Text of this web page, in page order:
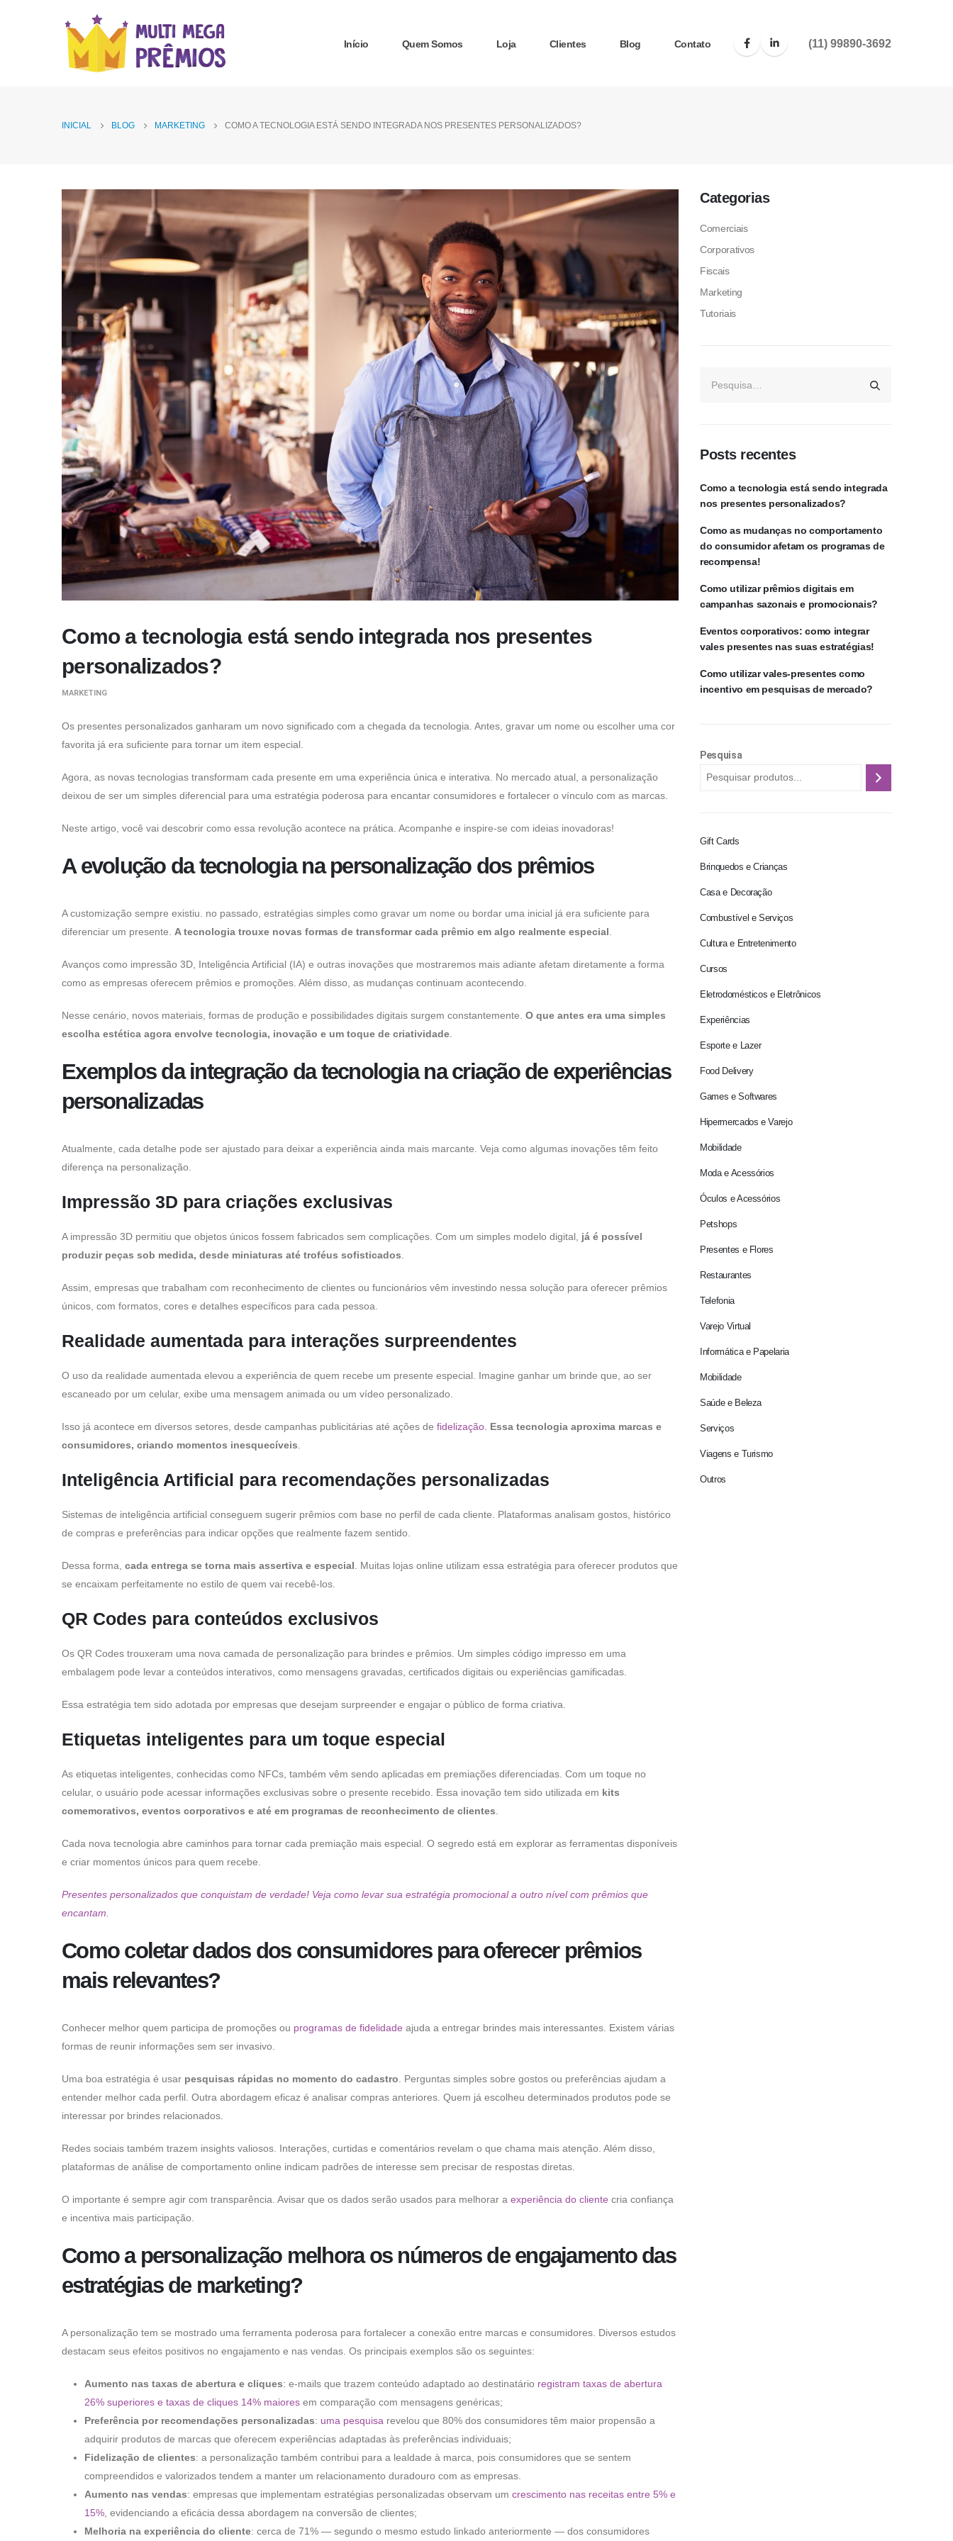
Início Quem Somos Loja Clientes Blog Contato (11) 99890-3692
INICIAL BLOG MARKETING COMO A TECNOLOGIA ESTÁ SENDO INTEGRADA NOS PRESENTES PERSONALIZADOS?
Como a tecnologia está sendo integrada nos presentes
personalizados?
MARKETING
Os presentes personalizados ganharam um novo significado com a chegada da tecnologia. Antes, gravar um nome ou escolher uma cor
favorita já era suficiente para tornar um item especial.
Agora, as novas tecnologias transformam cada presente em uma experiência única e interativa. No mercado atual, a personalização
deixou de ser um simples diferencial para uma estratégia poderosa para encantar consumidores e fortalecer o vínculo com as marcas.
Neste artigo, você vai descobrir como essa revolução acontece na prática. Acompanhe e inspire-se com ideias inovadoras!
A evolução da tecnologia na personalização dos prêmios
A customização sempre existiu. no passado, estratégias simples como gravar um nome ou bordar uma inicial já era suficiente para
diferenciar um presente. A tecnologia trouxe novas formas de transformar cada prêmio em algo realmente especial
Avanços como impressão 3D, Inteligência Artificial (IA) e outras inovações que mostraremos mais adiante afetam diretamente a forma
como as empresas oferecem prêmios e promoções. Além disso, as mudanças continuam acontecendo.
Nesse cenário, novos materiais, formas de produção e possibilidades digitais surgem constantemente. O que antes era uma simples
escolha estética agora envolve tecnologia, inovação e um toque de criatividade
Exemplos da integração da tecnologia na criação de experiências
personalizadas
Atualmente, cada detalhe pode ser ajustado para deixar a experiência ainda mais marcante. Veja como algumas inovações têm feito
diferença na personalização.
Impressão 3D para criações exclusivas
A impressão 3D permitiu que objetos únicos fossem fabricados sem complicações. Com um simples modelo digital, já é possível
produzir peças sob medida, desde miniaturas até troféus sofisticados
Assim, empresas que trabalham com reconhecimento de clientes ou funcionários vêm investindo nessa solução para oferecer prêmios
únicos, com formatos, cores e detalhes específicos para cada pessoa.
Realidade aumentada para interações surpreendentes
O uso da realidade aumentada elevou a experiência de quem recebe um presente especial. Imagine ganhar um brinde que, ao ser
escaneado por um celular, exibe uma mensagem animada ou um vídeo personalizado.
Isso já acontece em diversos setores, desde campanhas publicitárias até ações de fidelização Essa tecnologia aproxima marcas e
consumidores, criando momentos inesquecíveis
Inteligência Artificial para recomendações personalizadas
Sistemas de inteligência artificial conseguem sugerir prêmios com base no perfil de cada cliente. Plataformas analisam gostos, histórico
de compras e preferências para indicar opções que realmente fazem sentido.
Dessa forma, cada entrega se torna mais assertiva e especial . Muitas lojas online utilizam essa estratégia para oferecer produtos que
se encaixam perfeitamente no estilo de quem vai recebê-los.
QR Codes para conteúdos exclusivos
Os QR Codes trouxeram uma nova camada de personalização para brindes e prêmios. Um simples código impresso em uma
embalagem pode levar a conteúdos interativos, como mensagens gravadas, certificados digitais ou experiências gamificadas.
Essa estratégia tem sido adotada por empresas que desejam surpreender e engajar o público de forma criativa.
Etiquetas inteligentes para um toque especial
As etiquetas inteligentes, conhecidas como NFCs, também vêm sendo aplicadas em premiações diferenciadas. Com um toque no
celular, o usuário pode acessar informações exclusivas sobre o presente recebido. Essa inovação tem sido utilizada em kits
comemorativos, eventos corporativos e até em programas de reconhecimento de clientes
Cada nova tecnologia abre caminhos para tornar cada premiação mais especial. O segredo está em explorar as ferramentas disponíveis
e criar momentos únicos para quem recebe.
Presentes personalizados que conquistam de verdade! Veja como levar sua estratégia promocional a outro nível com prêmios que
encantam.
Como coletar dados dos consumidores para oferecer prêmios
mais relevantes?
Conhecer melhor quem participa de promoções ou programas de fidelidade ajuda a entregar brindes mais interessantes. Existem várias
formas de reunir informações sem ser invasivo.
Uma boa estratégia é usar pesquisas rápidas no momento do cadastro . Perguntas simples sobre gostos ou preferências ajudam a
entender melhor cada perfil. Outra abordagem eficaz é analisar compras anteriores. Quem já escolheu determinados produtos pode se
interessar por brindes relacionados.
Redes sociais também trazem insights valiosos. Interações, curtidas e comentários revelam o que chama mais atenção. Além disso,
plataformas de análise de comportamento online indicam padrões de interesse sem precisar de respostas diretas.
O importante é sempre agir com transparência. Avisar que os dados serão usados para melhorar a experiência do cliente cria confiança
e incentiva mais participação.
Como a personalização melhora os números de engajamento das
estratégias de marketing?
A personalização tem se mostrado uma ferramenta poderosa para fortalecer a conexão entre marcas e consumidores. Diversos estudos
destacam seus efeitos positivos no engajamento e nas vendas.​ Os principais exemplos são os seguintes:
Aumento nas taxas de abertura e cliques: e-mails que trazem conteúdo adaptado ao destinatário registram taxas de abertura
26% superiores e taxas de cliques 14% maiores em comparação com mensagens genéricas;
Preferência por recomendações personalizadas: uma pesquisa revelou que 80% dos consumidores têm maior propensão a
adquirir produtos de marcas que oferecem experiências adaptadas às preferências individuais;
Fidelização de clientes: a personalização também contribui para a lealdade à marca, pois consumidores que se sentem
compreendidos e valorizados tendem a manter um relacionamento duradouro com as empresas.
Aumento nas vendas: empresas que implementam estratégias personalizadas observam um crescimento nas receitas entre 5% e
15% , evidenciando a eficácia dessa abordagem na conversão de clientes;
Melhoria na experiência do cliente: cerca de 71% — segundo o mesmo estudo linkado anteriormente — dos consumidores
Categorias
Comerciais
Corporativos
Fiscais
Marketing
Tutoriais
Posts recentes
Como a tecnologia está sendo integrada
nos presentes personalizados?
Como as mudanças no comportamento
do consumidor afetam os programas de
recompensa!
Como utilizar prêmios digitais em
campanhas sazonais e promocionais?
Eventos corporativos: como integrar
vales presentes nas suas estratégias!
Como utilizar vales-presentes como
incentivo em pesquisas de mercado?
Pesquisa
Gift Cards
Brinquedos e Crianças
Casa e Decoração
Combustível e Serviços
Cultura e Entretenimento
Cursos
Eletrodomésticos e Eletrônicos
Experiências
Esporte e Lazer
Food Delivery
Games e Softwares
Hipermercados e Varejo
Mobilidade
Moda e Acessórios
Óculos e Acessórios
Petshops
Presentes e Flores
Restaurantes
Telefonia
Varejo Virtual
Informática e Papelaria
Mobilidade
Saúde e Beleza
Serviços
Viagens e Turismo
Outros
Necessário
funcionamento
Estatísticas
São usados
funcionalidades
por entender
Experiência
experiência
navega em
funcionalidades
para você.
Compartilhando
ver conteúdos
e ofertas mais
relevantes para